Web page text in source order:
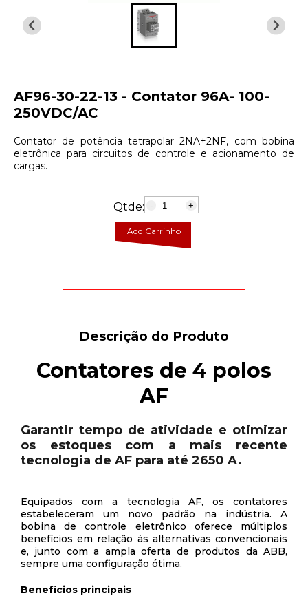
AF96-30-22-13 - Contator 96A- 100-
250VDC/AC
Contator de potência tetrapolar 2NA+2NF, com bobina
eletrônica para circuitos de controle e acionamento de
cargas.
Qtde: - +
Add Carrinho
Descrição do Produto
Contatores de 4 polos
AF
Garantir tempo de atividade e otimizar
os estoques com a mais recente
tecnologia de AF para até 2650 A.
Equipados com a tecnologia AF, os contatores
estabeleceram um novo padrão na indústria. A
bobina de controle eletrônico oferece múltiplos
benefícios em relação às alternativas convencionais
e, junto com a ampla oferta de produtos da ABB,
sempre uma configuração ótima.
Benefícios principais